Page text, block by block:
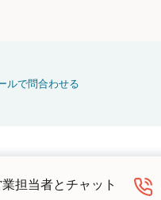
ルで問合わせる
担当者とチャット